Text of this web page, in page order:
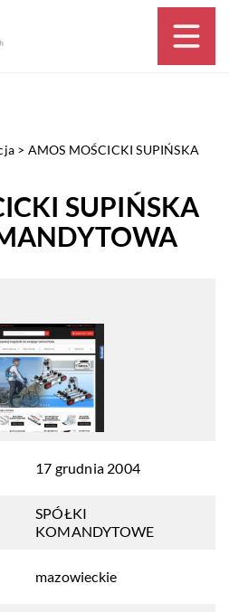
> AMOS MOŚCICKI SUPIŃSKA
SUPIŃSKA
17 grudnia 2004
SPÓŁKI
KOMANDYTOWE
mazowieckie